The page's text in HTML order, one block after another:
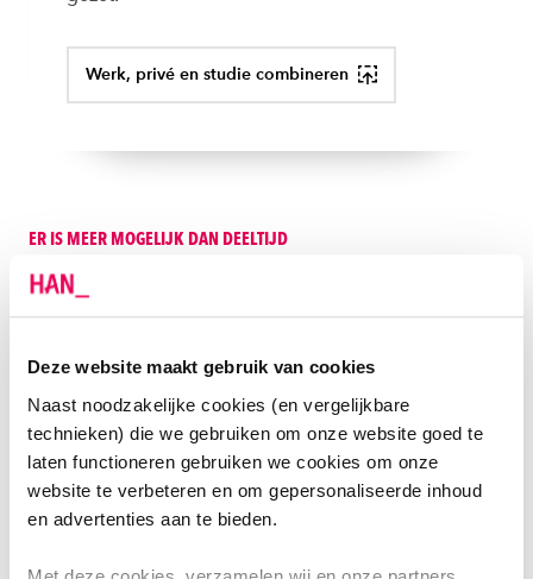
Deze website maakt gebruik van cookies
Naast noodzakelijke cookies (en vergelijkbare
technieken) die we gebruiken om onze website goed te
laten functioneren gebruiken we cookies om onze
website te verbeteren en om gepersonaliseerde inhoud
en advertenties aan te bieden.
Werk, privé en studie combineren
ER IS MEER MOGELIJK DAN DEELTIJD
BEDRIJFSKUNDE IN DEELTIJD OF DUAAL?
ook andere mogelijkheden op het gebied van
bedrijfskunde
BEDRIJFSKUNDE DUAAL
De bachelor Bedrijfskunde is er ook als duale